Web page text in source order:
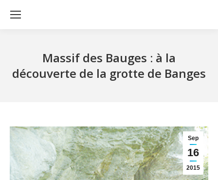
Massif des Bauges : à la
découverte de la grotte de Banges
Sep
16
2015